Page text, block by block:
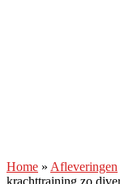
Home » Afleveringen
krachttraining zo